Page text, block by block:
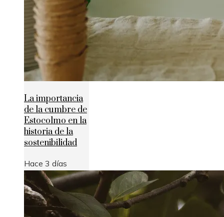
La importancia
de la cumbre de
Estocolmo en la
historia de la
sostenibilidad
Hace 3 días